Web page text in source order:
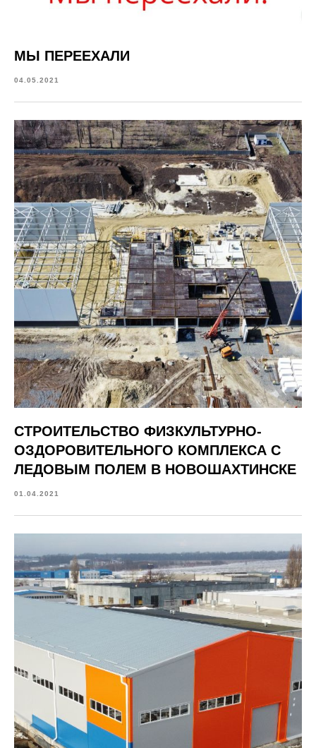
МЫ ПЕРЕЕХАЛИ
04.05.2021
СТРОИТЕЛЬСТВО ФИЗКУЛЬТУРНО-
ОЗДОРОВИТЕЛЬНОГО КОМПЛЕКСА С
ЛЕДОВЫМ ПОЛЕМ В НОВОШАХТИНСКЕ
01.04.2021